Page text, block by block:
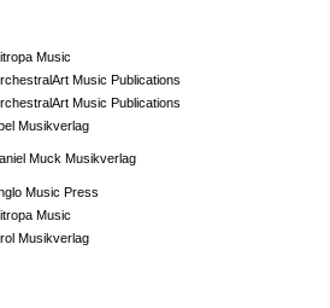
Music
Music Publications
Music Publications
Musikverlag
Muck Musikverlag
Music Press
Music
Musikverlag